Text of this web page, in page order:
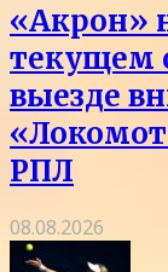
«Акрон»
текущем
выезде
РПЛ
08.08.2026